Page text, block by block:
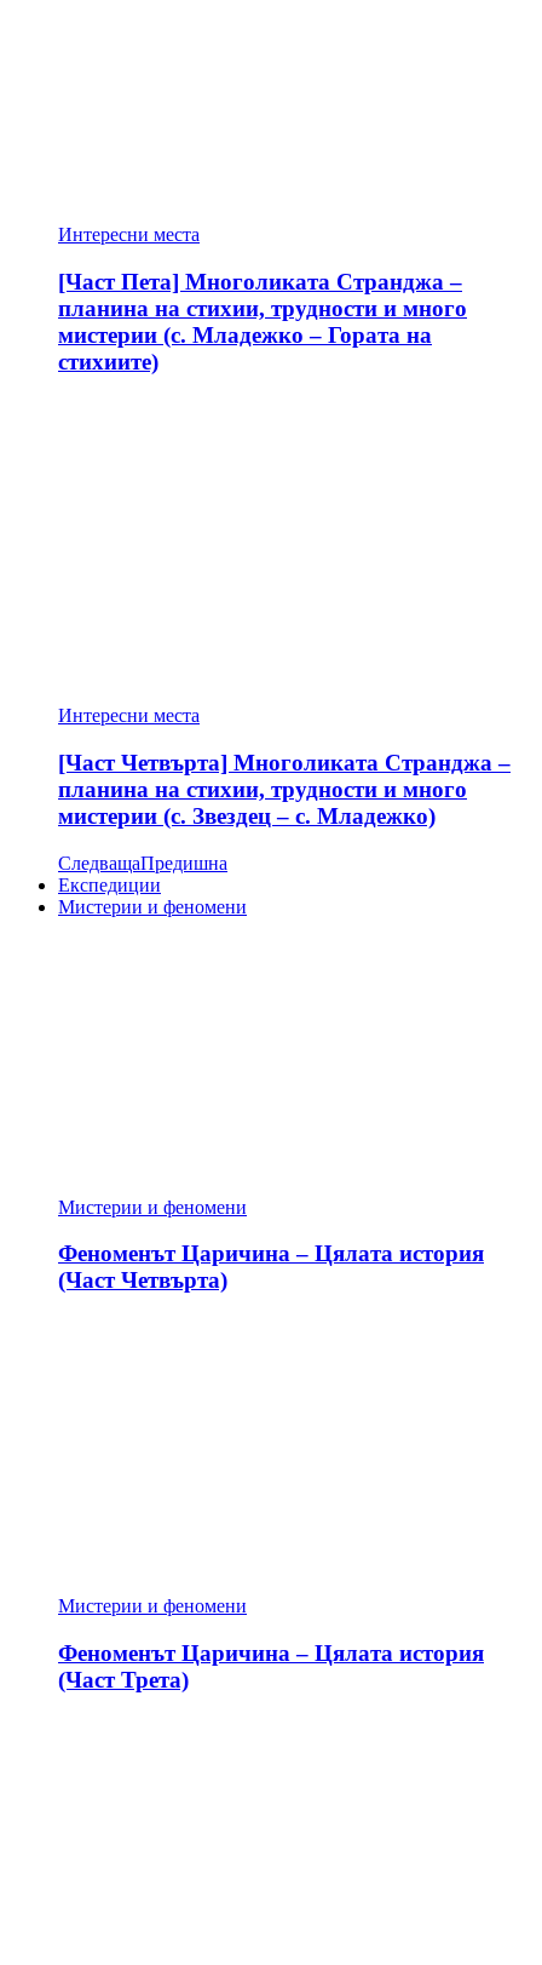
Интересни места
[Част Пета] Многоликата Странджа –
планина на стихии, трудности и много
мистерии (с. Младежко – Гората на
стихиите)
Интересни места
[Част Четвърта] Многоликата Странджа –
планина на стихии, трудности и много
мистерии (с. Звездец – с. Младежко)
СледващаПредишна
Експедиции
Мистерии и феномени
Мистерии и феномени
Феноменът Царичина – Цялата история
(Част Четвърта)
Мистерии и феномени
Феноменът Царичина – Цялата история
(Част Трета)